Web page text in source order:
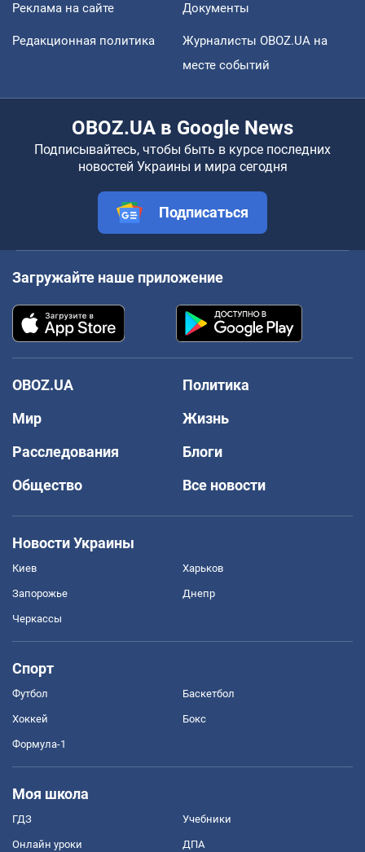
Реклама на сайте Документы
Редакционная политика
Журналисты OBOZ.UA на
месте событий
OBOZ.UA в Google News
Подписывайтесь, чтобы быть в курсе последних
новостей Украины и мира сегодня
Подписаться
Загружайте наше приложение
OBOZ.UA
Политика
Мир
Жизнь
Расследования
Блоги
Общество
Все новости
Новости Украины
Киев Харьков
Запорожье Днепр
Черкассы
Спорт
Футбол Баскетбол
Хоккей Бокс
Формула-1
Моя школа
ГДЗ Учебники
Онлайн уроки ДПА